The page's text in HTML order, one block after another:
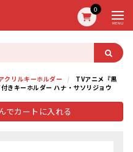
0
MENU
クリルキーホルダー
TVアニメ『黒
きキーホルダー ハナ・サソリジョウ
でカートに入れる